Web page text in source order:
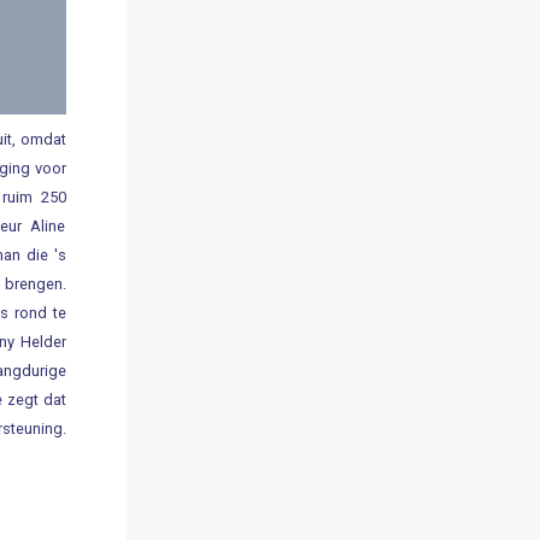
omdat
voor
250
Aline
die 's
rond te
Helder
zegt dat